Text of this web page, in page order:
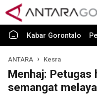
Kabar Gorontalo
ANTARA Kesra
Menhaj:
semangat